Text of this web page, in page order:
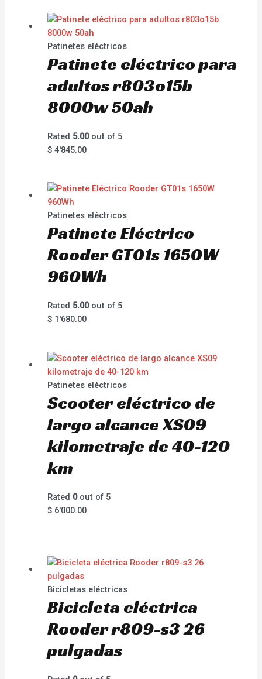
Patinetes eléctricos
Patinete eléctrico para
adultos r803o15b
8000w 50ah
Rated 5.00out of 5
$4'845.00
Patinetes eléctricos
Patinete Eléctrico
Rooder GT01s 1650W
960Wh
Rated 5.00out of 5
$1'680.00
Patinetes eléctricos
Scooter eléctrico de
largo alcance XS09
kilometraje de 40-120
km
Rated 0out of 5
$6'000.00
Bicicletas eléctricas
Bicicleta eléctrica
Rooder r809-s3 26
pulgadas